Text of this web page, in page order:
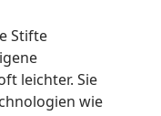
Stifte
leichter. Sie
wie